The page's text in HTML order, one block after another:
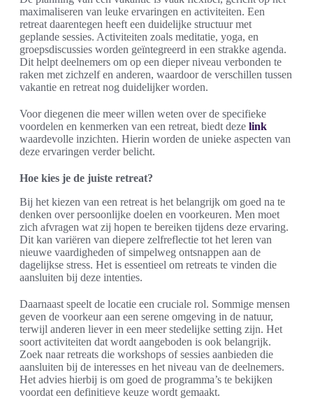
maximaliseren van leuke ervaringen en activiteiten. Een
retreat daarentegen heeft een duidelijke structuur met
geplande sessies. Activiteiten zoals meditatie, yoga, en
groepsdiscussies worden geïntegreerd in een strakke agenda.
Dit helpt deelnemers om op een dieper niveau verbonden te
raken met zichzelf en anderen, waardoor de verschillen tussen
vakantie en retreat nog duidelijker worden.
Voor diegenen die meer willen weten over de specifieke
voordelen en kenmerken van een retreat, biedt deze link
waardevolle inzichten. Hierin worden de unieke aspecten van
deze ervaringen verder belicht.
Hoe kies je de juiste retreat?
Bij het kiezen van een retreat is het belangrijk om goed na te
denken over persoonlijke doelen en voorkeuren. Men moet
zich afvragen wat zij hopen te bereiken tijdens deze ervaring.
Dit kan variëren van diepere zelfreflectie tot het leren van
nieuwe vaardigheden of simpelweg ontsnappen aan de
dagelijkse stress. Het is essentieel om retreats te vinden die
aansluiten bij deze intenties.
Daarnaast speelt de locatie een cruciale rol. Sommige mensen
geven de voorkeur aan een serene omgeving in de natuur,
terwijl anderen liever in een meer stedelijke setting zijn. Het
soort activiteiten dat wordt aangeboden is ook belangrijk.
Zoek naar retreats die workshops of sessies aanbieden die
aansluiten bij de interesses en het niveau van de deelnemers.
Het advies hierbij is om goed de programma’s te bekijken
voordat een definitieve keuze wordt gemaakt.